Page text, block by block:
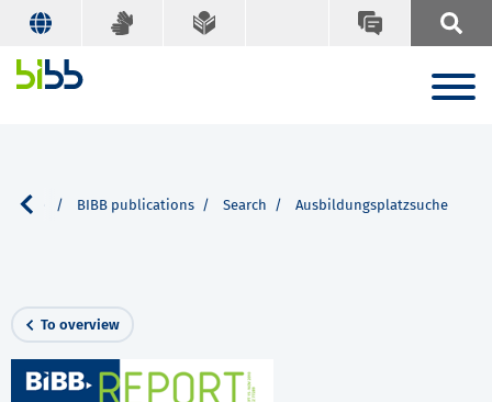
BIBB publications Search Ausbildungsplatzsuche
To overview